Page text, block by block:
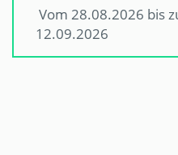
Vom 28.08.2026 bis
12.09.2026